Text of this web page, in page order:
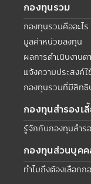
กองทุนรวม
กองทุนรวมคืออะไร
มูลค่าหน่วยลงทุน
ผลการดำเนินงาน
แจ้งความประสงค์
กองทุนรวมที่มีสิทธิ
กองทุนสำรองเ
รู้จักกับกองทุนสำร
กองทุนส่วนบุคค
ทำไมถึงต้องเลือก